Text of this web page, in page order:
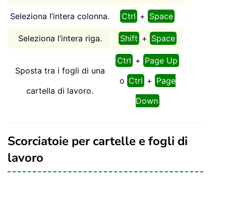
Seleziona l’intera colonna. Ctrl + Space
Seleziona l’intera riga. Shift + Space
Sposta tra i fogli di una
cartella di lavoro.
Ctrl + Page Up
o Ctrl + Page
Down
Scorciatoie per cartelle e fogli di
lavoro